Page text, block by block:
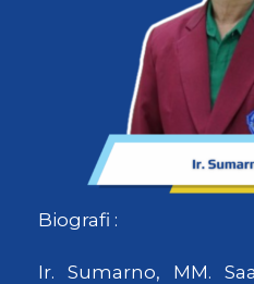
Biografi :
Ir. Sumarno, MM.